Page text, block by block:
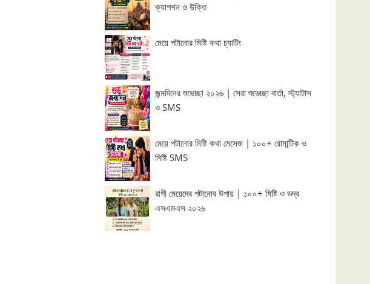
ক্যাপশন ও উক্তি
মেয়ে পটানোর মিষ্টি কথা চ্যাটিং
জন্মদিনের শুভেচ্ছা ২০২৬ | সেরা শুভেচ্ছা বার্তা, স্ট্যাটাস
ও SMS
মেয়ে পটানোর মিষ্টি কথা মেসেজ | ১০০+ রোমান্টিক ও
মিষ্টি SMS
রাগী মেয়েদের পটানোর উপায় | ১০০+ মিষ্টি ও ভদ্র
এসএমএস ২০২৬